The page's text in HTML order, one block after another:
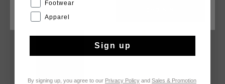
Footwear
Apparel
Sign up
By signing up, you agree to our Privacy Policy and Sales & Promotion